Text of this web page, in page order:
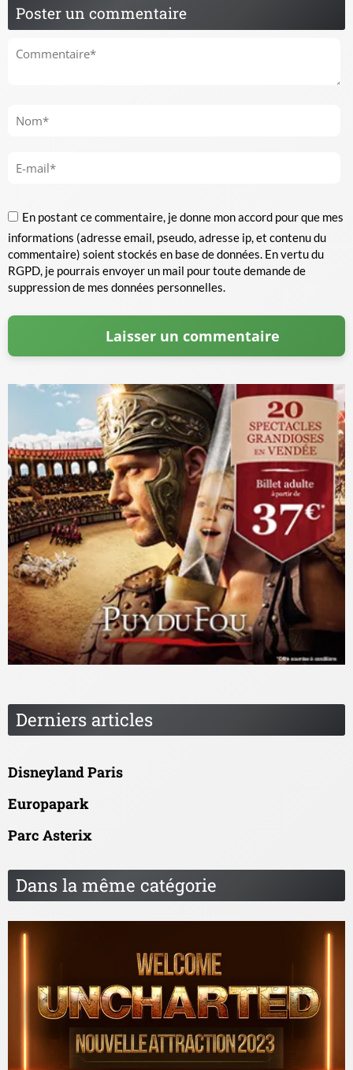
Poster un commentaire
En postant ce commentaire, je donne mon accord pour que mes
informations (adresse email, pseudo, adresse ip, et contenu du
commentaire) soient stockés en base de données. En vertu du
RGPD, je pourrais envoyer un mail pour toute demande de
suppression de mes données personnelles.
Derniers articles
Disneyland Paris
Europapark
Parc Asterix
Dans la même catégorie